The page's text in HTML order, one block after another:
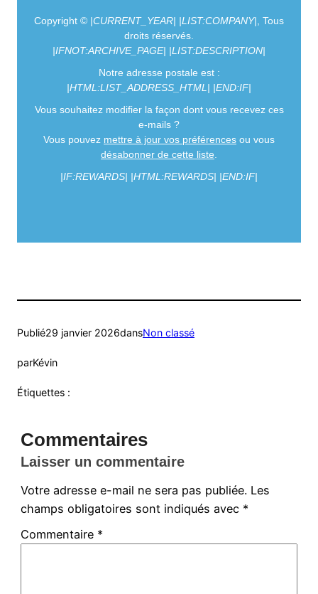
Copyright © |CURRENT_YEAR| |LIST:COMPANY|, Tous
droits réservés.
|IFNOT:ARCHIVE_PAGE| |LIST:DESCRIPTION|
Notre adresse postale est :
|HTML:LIST_ADDRESS_HTML| |END:IF|
Vous souhaitez modifier la façon dont vous recevez ces
e-mails ?
Vous pouvez mettre à jour vos préférences ou vous
désabonner de cette liste.
|IF:REWARDS| |HTML:REWARDS| |END:IF|
Publié29 janvier 2026dansNon classé
parKévin
Étiquettes :
Commentaires
Laisser un commentaire
Votre adresse e-mail ne sera pas publiée. Les
champs obligatoires sont indiqués avec *
Commentaire *